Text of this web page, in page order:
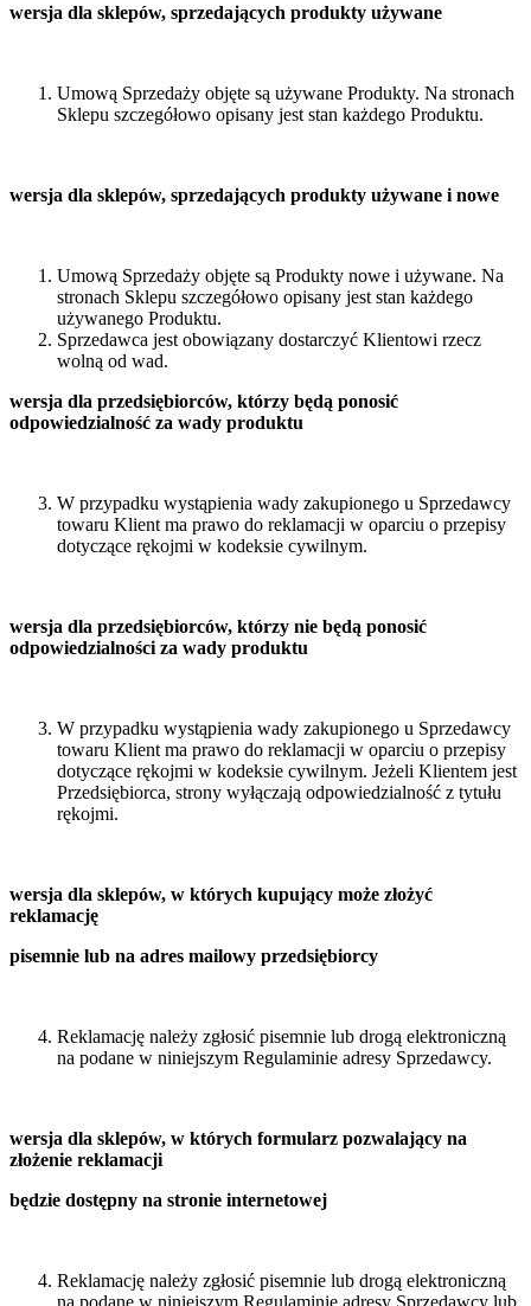
wersja dla sklepów, sprzedających produkty używane
Umową Sprzedaży objęte są używane Produkty. Na stronach
Sklepu szczegółowo opisany jest stan każdego Produktu.
wersja dla sklepów, sprzedających produkty używane i nowe
Umową Sprzedaży objęte są Produkty nowe i używane. Na
stronach Sklepu szczegółowo opisany jest stan każdego
używanego Produktu.
Sprzedawca jest obowiązany dostarczyć Klientowi rzecz
wolną od wad.
wersja dla przedsiębiorców, którzy będą ponosić
odpowiedzialność za wady produktu
W przypadku wystąpienia wady zakupionego u Sprzedawcy
towaru Klient ma prawo do reklamacji w oparciu o przepisy
dotyczące rękojmi w kodeksie cywilnym.
wersja dla przedsiębiorców, którzy nie będą ponosić
odpowiedzialności za wady produktu
W przypadku wystąpienia wady zakupionego u Sprzedawcy
towaru Klient ma prawo do reklamacji w oparciu o przepisy
dotyczące rękojmi w kodeksie cywilnym. Jeżeli Klientem jest
Przedsiębiorca, strony wyłączają odpowiedzialność z tytułu
rękojmi.
wersja dla sklepów, w których kupujący może złożyć
reklamację
pisemnie lub na adres mailowy przedsiębiorcy
Reklamację należy zgłosić pisemnie lub drogą elektroniczną
na podane w niniejszym Regulaminie adresy Sprzedawcy.
wersja dla sklepów, w których formularz pozwalający na
złożenie reklamacji
będzie dostępny na stronie internetowej
Reklamację należy zgłosić pisemnie lub drogą elektroniczną
na podane w niniejszym Regulaminie adresy Sprzedawcy lub